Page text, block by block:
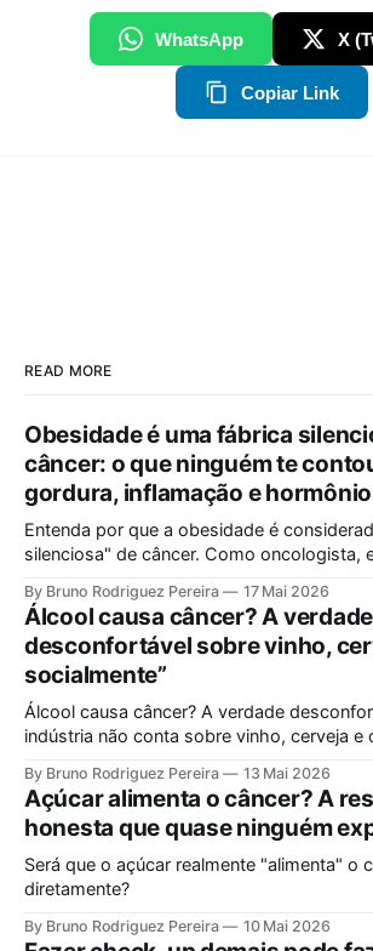
WhatsApp X
Copiar Link
READ MORE
Obesidade é uma fábrica
câncer: o que ninguém te
gordura, inflamação e
Entenda por que a obesidade é
silenciosa" de câncer. Como oncologista,
desequilíbrio hormonal que alimentam
By Bruno Rodriguez Pereira 17 Mai 2026
Álcool causa câncer? A verdade
desconfortável sobre vinho,
socialmente”
Álcool causa câncer? A verdade
indústria não conta sobre vinho, cerveja e
ciência moderna não sustenta mais a ideia
segura".
By Bruno Rodriguez Pereira 13 Mai 2026
Açúcar alimenta o câncer? A
honesta que quase ninguém
Será que o açúcar realmente "alimenta" o
diretamente?
By Bruno Rodriguez Pereira 10 Mai 2026